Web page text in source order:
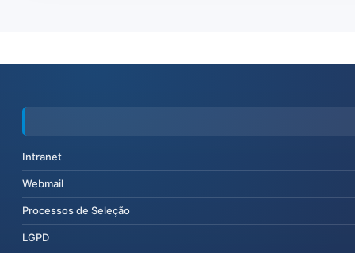
Intranet
Webmail
Processos de Seleção
LGPD